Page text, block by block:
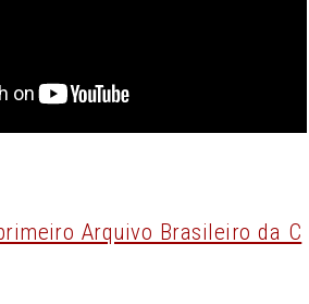
Arquivo Brasileiro da C